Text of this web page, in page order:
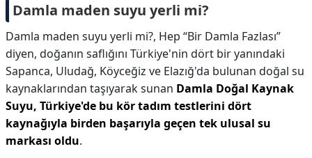
Damla maden suyu yerli mi?
Damla maden suyu yerli mi?, Hep “Bir Damla Fazlası”
diyen, doğanın saflığını Türkiye'nin dört bir yanındaki
Sapanca, Uludağ, Köyceğiz ve Elazığ'da bulunan doğal su
kaynaklarından taşıyarak sunan Damla Doğal Kaynak
Suyu, Türkiye'de bu kör tadım testlerini dört
kaynağıyla birden başarıyla geçen tek ulusal su
markası oldu.